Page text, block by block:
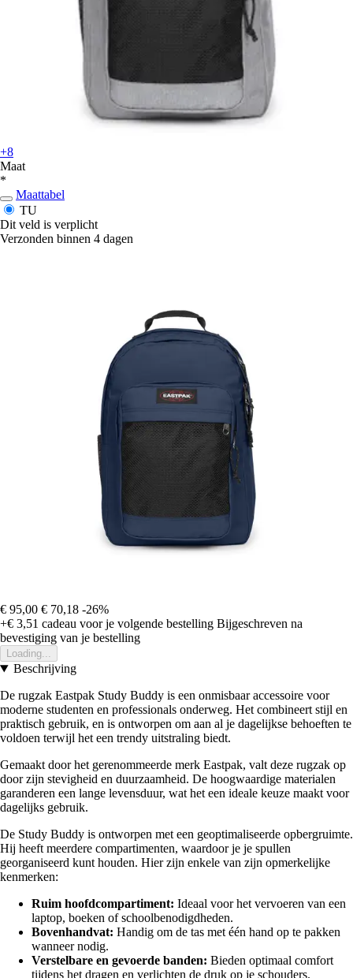
+8
Maat
*
Maattabel
TU
Dit veld is verplicht
Verzonden binnen 4 dagen
€ 95,00 € 70,18 -26%
+€ 3,51 cadeau voor je volgende bestelling Bijgeschreven na
bevestiging van je bestelling
Loading...
Beschrijving
De rugzak Eastpak Study Buddy is een onmisbaar accessoire voor
moderne studenten en professionals onderweg. Het combineert stijl en
praktisch gebruik, en is ontworpen om aan al je dagelijkse behoeften te
voldoen terwijl het een trendy uitstraling biedt.
Gemaakt door het gerenommeerde merk Eastpak, valt deze rugzak op
door zijn stevigheid en duurzaamheid. De hoogwaardige materialen
garanderen een lange levensduur, wat het een ideale keuze maakt voor
dagelijks gebruik.
De Study Buddy is ontworpen met een geoptimaliseerde opbergruimte.
Hij heeft meerdere compartimenten, waardoor je je spullen
georganiseerd kunt houden. Hier zijn enkele van zijn opmerkelijke
kenmerken:
Ruim hoofdcompartiment: Ideaal voor het vervoeren van een
laptop, boeken of schoolbenodigdheden.
Bovenhandvat: Handig om de tas met één hand op te pakken
wanneer nodig.
Verstelbare en gevoerde banden: Bieden optimaal comfort
tijdens het dragen en verlichten de druk op je schouders.